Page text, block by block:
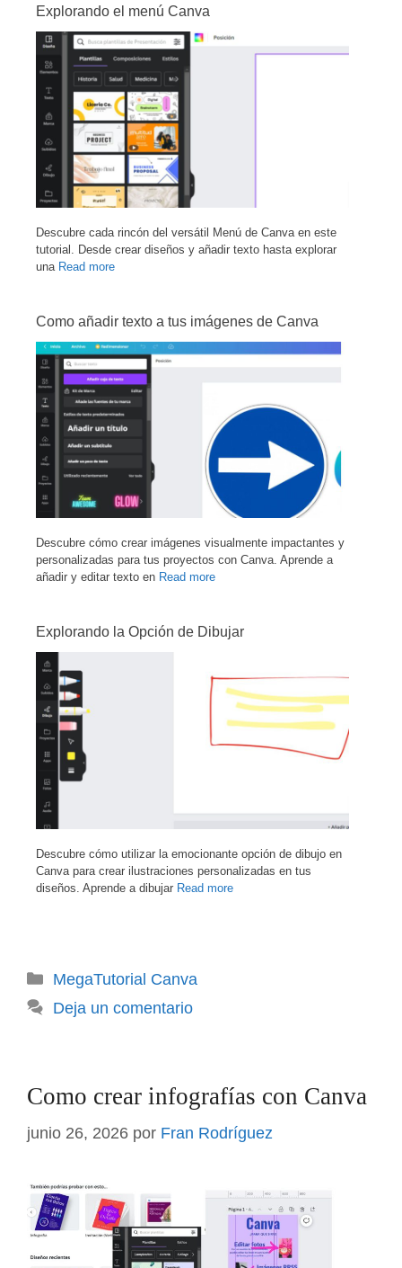
Explorando el menú Canva
Descubre cada rincón del versátil Menú de Canva en este
tutorial. Desde crear diseños y añadir texto hasta explorar
una Read more
Como añadir texto a tus imágenes de Canva
Descubre cómo crear imágenes visualmente impactantes y
personalizadas para tus proyectos con Canva. Aprende a
añadir y editar texto en Read more
Explorando la Opción de Dibujar
Descubre cómo utilizar la emocionante opción de dibujo en
Canva para crear ilustraciones personalizadas en tus
diseños. Aprende a dibujar Read more
Categorías
MegaTutorial Canva
Deja un comentario
Como crear infografías con Canva
junio 26, 2026 por Fran Rodríguez